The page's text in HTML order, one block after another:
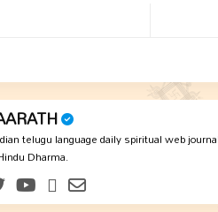
telugu language daily spiritual web
Dharma.